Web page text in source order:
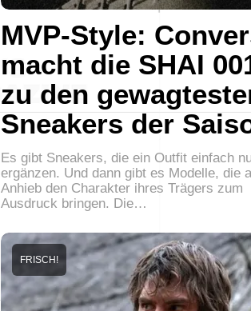
MVP-Style:
macht die SHAI
zu den
Sneakers der
Es gibt Sneakers, die ein Outfit einfach
ergänzen. Und dann gibt es Modelle, die
Anhieb den Charakter ihres Trägers zum
Ausdruck bringen. Die…
FRISCH!